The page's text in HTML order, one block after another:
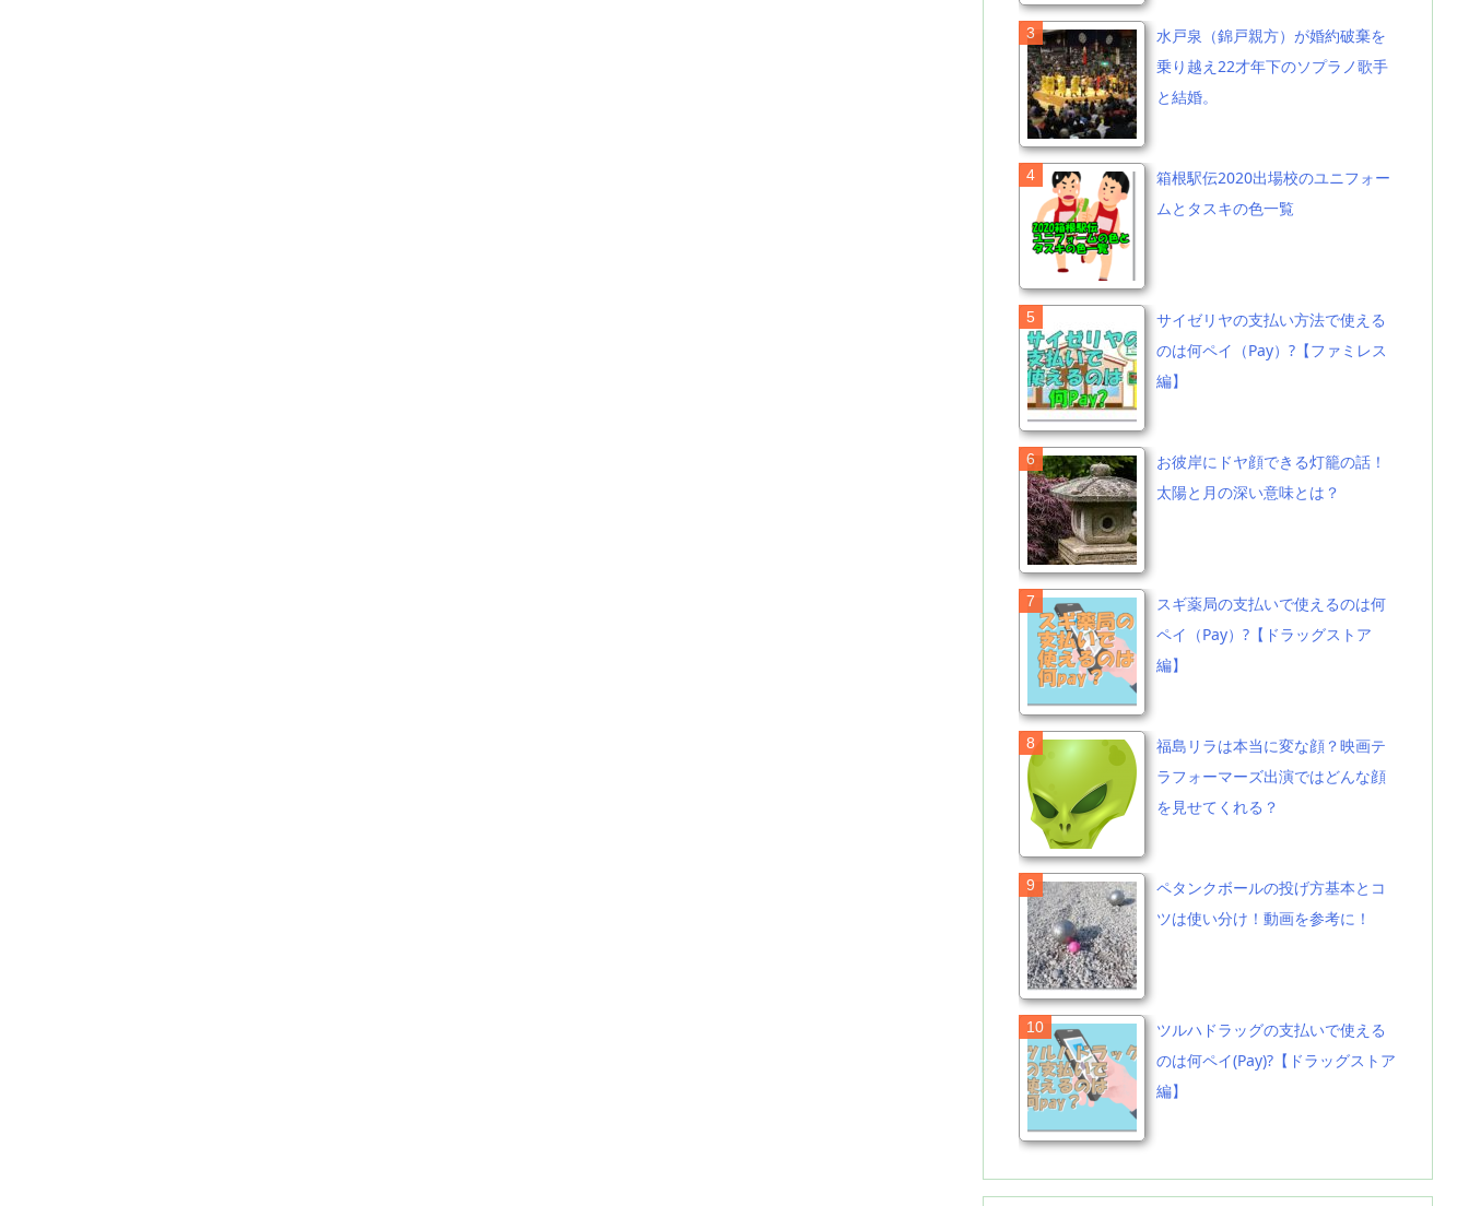
水戸泉（錦戸親方）が婚約破棄を
乗り越え22才年下のソプラノ歌手
と結婚。
箱根駅伝2020出場校のユニフォー
ムとタスキの色一覧
サイゼリヤの支払い方法で使える
のは何ペイ（Pay）?【ファミレス
編】
お彼岸にドヤ顔できる灯籠の話！
太陽と月の深い意味とは？
スギ薬局の支払いで使えるのは何
ペイ（Pay）?【ドラッグストア
編】
福島リラは本当に変な顔？映画テ
ラフォーマーズ出演ではどんな顔
を見せてくれる？
ペタンクボールの投げ方基本とコ
ツは使い分け！動画を参考に！
ツルハドラッグの支払いで使える
のは何ペイ(Pay)?【ドラッグストア
編】